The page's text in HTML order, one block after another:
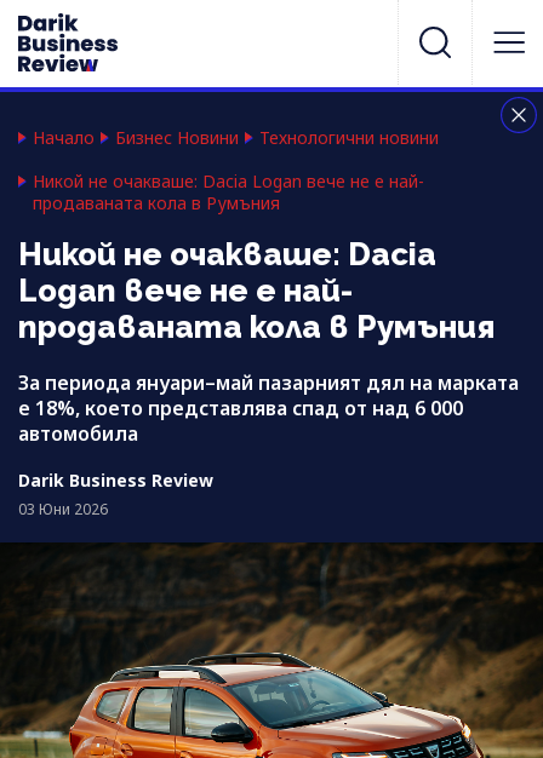
Начало Бизнес Новини
Технологични новини
Никой не очакваше: Dacia Logan вече не е най-
продаваната кола в Румъния
Никой не очакваше: Dacia
Logan вече не е най-
продаваната кола в Румъния
За периода януари–май пазарният дял на марката
е 18%, което представлява спад от над 6 000
автомобила
Darik Business Review
03 Юни 2026